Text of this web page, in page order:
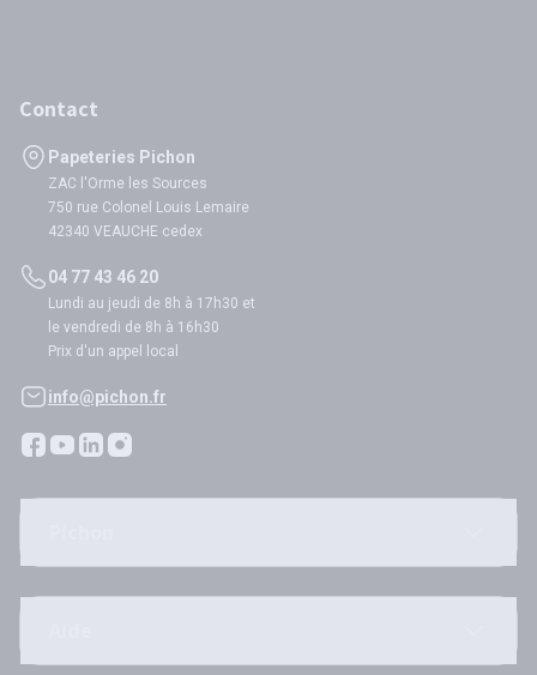
Contact
Papeteries Pichon
ZAC l'Orme les Sources
750 rue Colonel Louis Lemaire
42340 VEAUCHE cedex
04 77 43 46 20
Lundi au jeudi de 8h à 17h30 et
le vendredi de 8h à 16h30
Prix d'un appel local
info@pichon.fr